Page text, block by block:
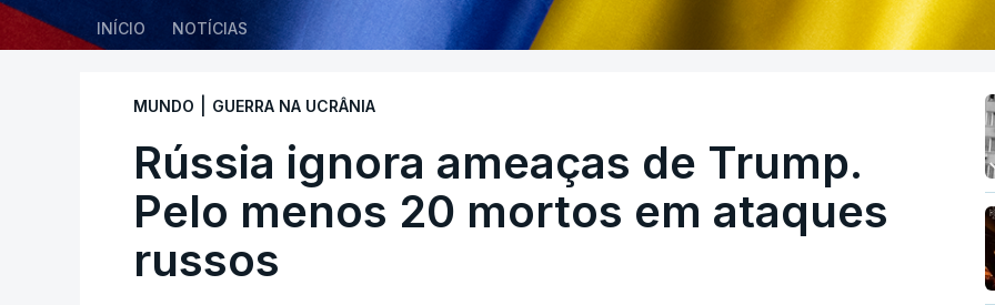
INÍCIO NOTÍCIAS
MUNDO GUERRA NA UCRÂNIA
Rússia ignora ameaças de Trump.
Pelo menos 20 mortos em ataques
russos